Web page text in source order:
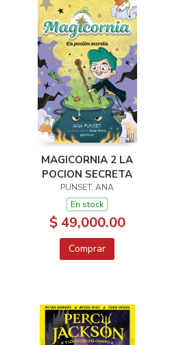
MAGICORNIA 2 LA
POCION SECRETA
PUNSET, ANA
En stock
$ 49,000.00
Comprar